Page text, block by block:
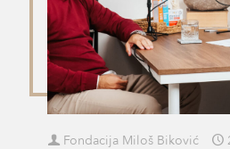
Fondacija Miloš Biković